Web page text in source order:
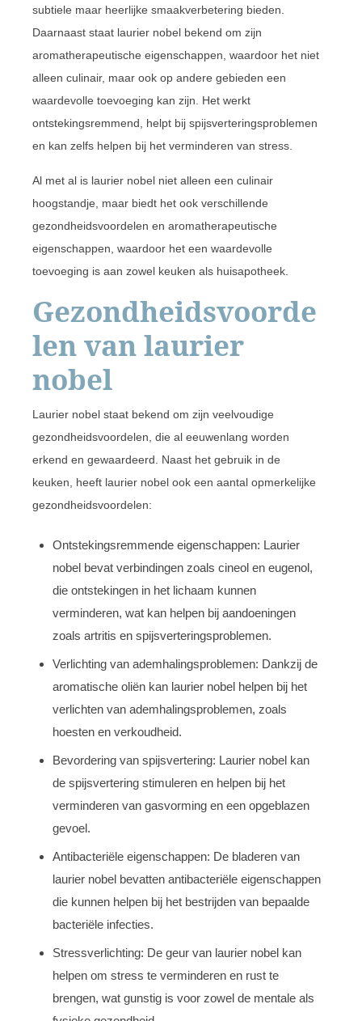
subtiele maar heerlijke smaakverbetering bieden.
Daarnaast staat laurier nobel bekend om zijn
aromatherapeutische eigenschappen, waardoor het niet
alleen culinair, maar ook op andere gebieden een
waardevolle toevoeging kan zijn. Het werkt
ontstekingsremmend, helpt bij spijsverteringsproblemen
en kan zelfs helpen bij het verminderen van stress.
Al met al is laurier nobel niet alleen een culinair
hoogstandje, maar biedt het ook verschillende
gezondheidsvoordelen en aromatherapeutische
eigenschappen, waardoor het een waardevolle
toevoeging is aan zowel keuken als huisapotheek.
Gezondheidsvoorde
len van laurier
nobel
Laurier nobel staat bekend om zijn veelvoudige
gezondheidsvoordelen, die al eeuwenlang worden
erkend en gewaardeerd. Naast het gebruik in de
keuken, heeft laurier nobel ook een aantal opmerkelijke
gezondheidsvoordelen:
Ontstekingsremmende eigenschappen: Laurier
nobel bevat verbindingen zoals cineol en eugenol,
die ontstekingen in het lichaam kunnen
verminderen, wat kan helpen bij aandoeningen
zoals artritis en spijsverteringsproblemen.
Verlichting van ademhalingsproblemen: Dankzij de
aromatische oliën kan laurier nobel helpen bij het
verlichten van ademhalingsproblemen, zoals
hoesten en verkoudheid.
Bevordering van spijsvertering: Laurier nobel kan
de spijsvertering stimuleren en helpen bij het
verminderen van gasvorming en een opgeblazen
gevoel.
Antibacteriële eigenschappen: De bladeren van
laurier nobel bevatten antibacteriële eigenschappen
die kunnen helpen bij het bestrijden van bepaalde
bacteriële infecties.
Stressverlichting: De geur van laurier nobel kan
helpen om stress te verminderen en rust te
brengen, wat gunstig is voor zowel de mentale als